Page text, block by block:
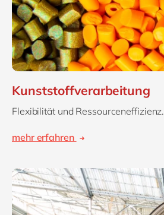
Kunststoffverarbeitung
Flexibilität und Ressourceneffizienz.
mehr erfahren